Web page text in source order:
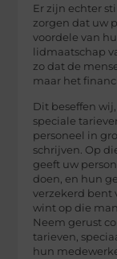
Er zijn echter
zorgen dat uw
voordele van
lidmaatschap
zo dat de
maar het
Dit beseffen
speciale
personeel in
schrijven. Op
geeft uw
doen, en hun
verzekerd bent
wint op die
Neem gerust
tarieven,
hun